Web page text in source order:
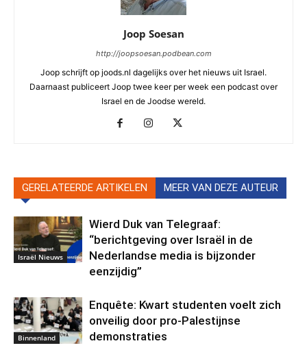
Joop Soesan
http://joopsoesan.podbean.com
Joop schrijft op joods.nl dagelijks over het nieuws uit Israel.
Daarnaast publiceert Joop twee keer per week een podcast over
Israel en de Joodse wereld.
GERELATEERDE ARTIKELEN MEER VAN DEZE AUTEUR
Israël Nieuws
Wierd Duk van Telegraaf:
“berichtgeving over Israël in de
Nederlandse media is bijzonder
eenzijdig”
Binnenland
Enquête: Kwart studenten voelt zich
onveilig door pro-Palestijnse
demonstraties